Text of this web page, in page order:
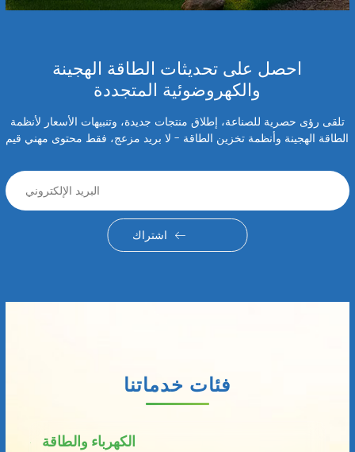
احصل على تحديثات الطاقة الهجينة
والكهروضوئية المتجددة
تلقى رؤى حصرية للصناعة، إطلاق منتجات جديدة، وتنبيهات الأسعار لأنظمة
الطاقة الهجينة وأنظمة تخزين الطاقة - لا بريد مزعج، فقط محتوى مهني قيم
اشتراك
فئات خدماتنا
الكهرباء والطاقة